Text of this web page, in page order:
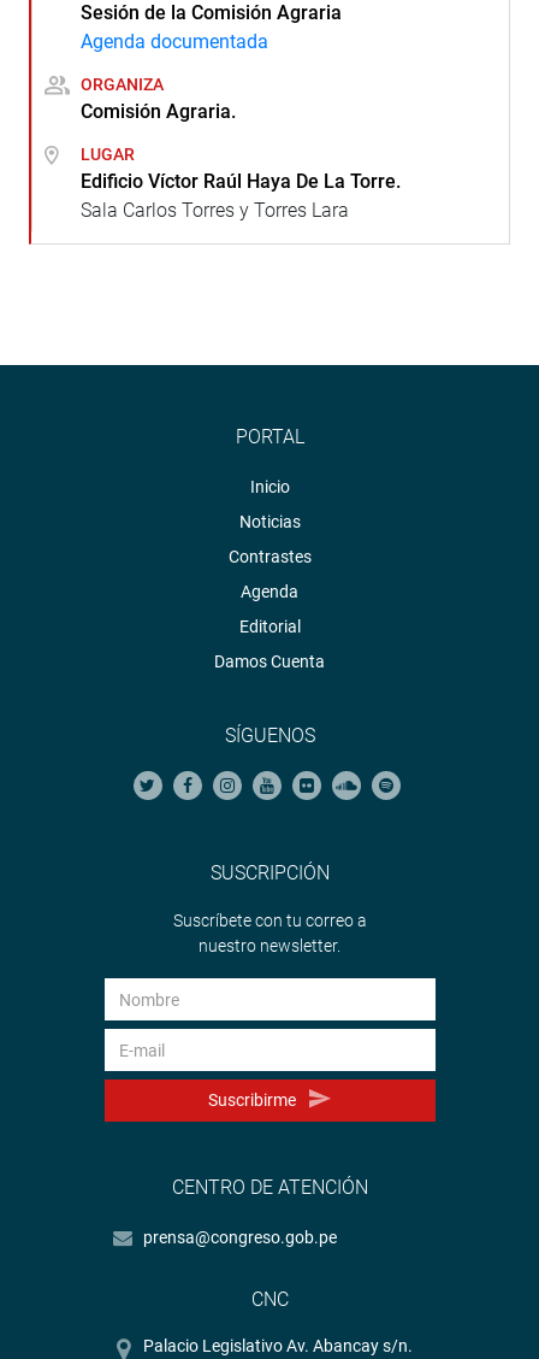
Sesión de la Comisión Agraria
Agenda documentada
ORGANIZA
Comisión Agraria.
LUGAR
Edificio Víctor Raúl Haya De La Torre.
Sala Carlos Torres y Torres Lara
PORTAL
Inicio
Noticias
Contrastes
Agenda
Editorial
Damos Cuenta
SÍGUENOS
SUSCRIPCIÓN
Suscríbete con tu correo a
nuestro newsletter.
Suscribirme
CENTRO DE ATENCIÓN
prensa@congreso.gob.pe
CNC
Palacio Legislativo Av. Abancay s/n.